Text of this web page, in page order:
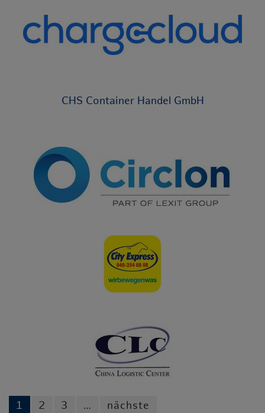
CHS Container Handel GmbH
1 2 3 … nächste